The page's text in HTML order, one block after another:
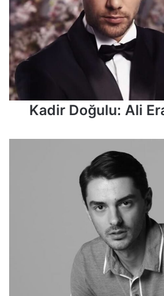
Kadir Doğulu: Ali